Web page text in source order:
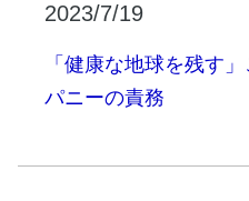
2023/7/19
「健康な地球を残す
パニーの責務